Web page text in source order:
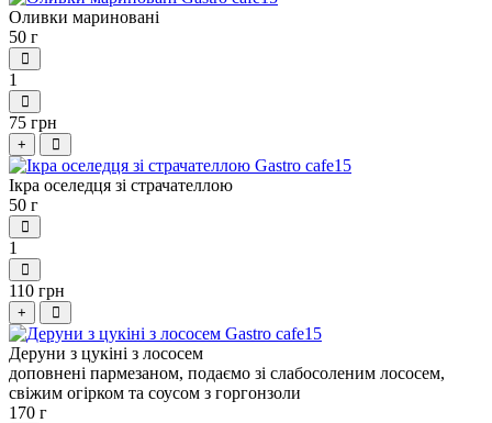
Оливки мариновані
50 г
1
75 грн
+
Ікра оселедця зі страчателлою
50 г
1
110 грн
+
Деруни з цукіні з лососем
доповнені пармезаном, подаємо зі слабосоленим лососем,
свіжим огірком та соусом з горгонзоли
170 г